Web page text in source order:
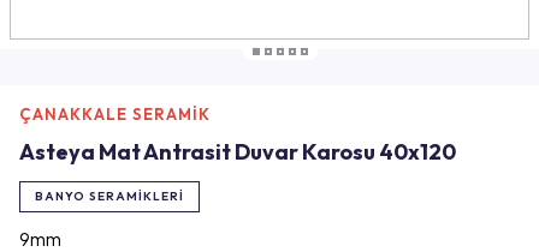
ÇANAKKALE SERAMİK
Asteya Mat Antrasit Duvar Karosu 40x120
BANYO SERAMIKLERI
9mm